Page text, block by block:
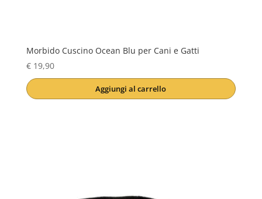
Morbido Cuscino Ocean Blu per Cani e Gatti
€19,90
Aggiungi al carrello